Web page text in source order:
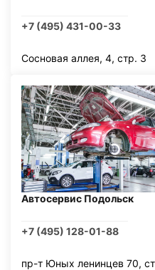
+7 (495) 431-00-33
Сосновая аллея, 4, стр. 3
Автосервис Подольск
+7 (495) 128-01-88
пр-т Юных ленинцев 70,